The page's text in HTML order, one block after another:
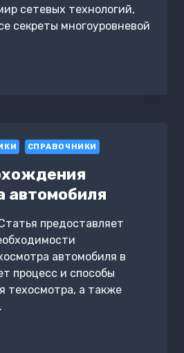
сетевых технологий,
секреты многоуровневой
СПРАВОЧНИКИ
автомобиля
предоставляет
автомобиля в
процесс и способы
техосмотра, а также